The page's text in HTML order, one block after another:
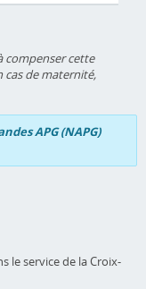
compenser cette
cas de maternité,
APG (NAPG)
le service de la Croix-